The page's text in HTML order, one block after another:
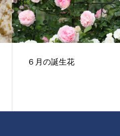
６月の誕生花